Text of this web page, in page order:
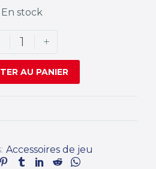
En stock
+
AU PANIER
Accessoires de jeu